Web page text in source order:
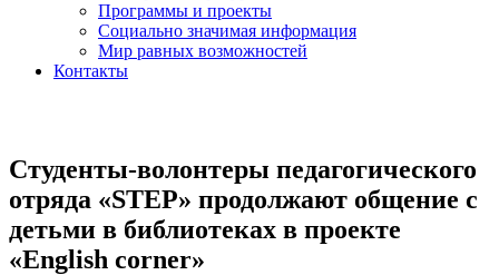
Программы и проекты
Социально значимая информация
Мир равных возможностей
Контакты
Студенты-волонтеры педагогического
отряда «STEP» продолжают общение с
детьми в библиотеках в проекте
«English corner»